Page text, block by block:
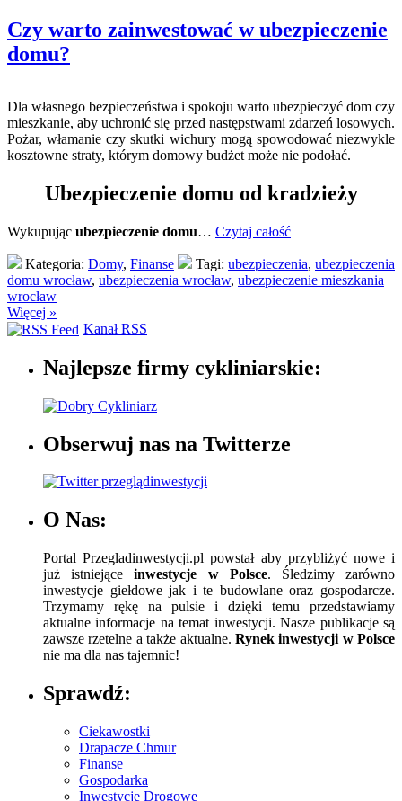
Czy warto zainwestować w ubezpieczenie
domu?
Dla własnego bezpieczeństwa i spokoju warto ubezpieczyć dom czy
mieszkanie, aby uchronić się przed następstwami zdarzeń losowych.
Pożar, włamanie czy skutki wichury mogą spowodować niezwykle
kosztowne straty, którym domowy budżet może nie podołać.
Ubezpieczenie domu od kradzieży
Wykupując ubezpieczenie domu… Czytaj całość
Kategoria: Domy, Finanse Tagi: ubezpieczenia, ubezpieczenia
domu wrocław, ubezpieczenia wrocław, ubezpieczenie mieszkania
wrocław
Więcej »
Kanał RSS
Najlepsze firmy cykliniarskie:
Obserwuj nas na Twitterze
O Nas:
Portal Przegladinwestycji.pl powstał aby przybliżyć nowe i
już istniejąceinwestycje w Polsce. Śledzimy zarówno
inwestycje giełdowe jak i te budowlane oraz gospodarcze.
Trzymamy rękę na pulsie i dzięki temu przedstawiamy
aktualne informacje na temat inwestycji. Nasze publikacje są
zawsze rzetelne a także aktualne. Rynek inwestycji w Polsce
nie ma dla nas tajemnic!
Sprawdź:
Ciekawostki
Drapacze Chmur
Finanse
Gospodarka
Inwestycje Drogowe